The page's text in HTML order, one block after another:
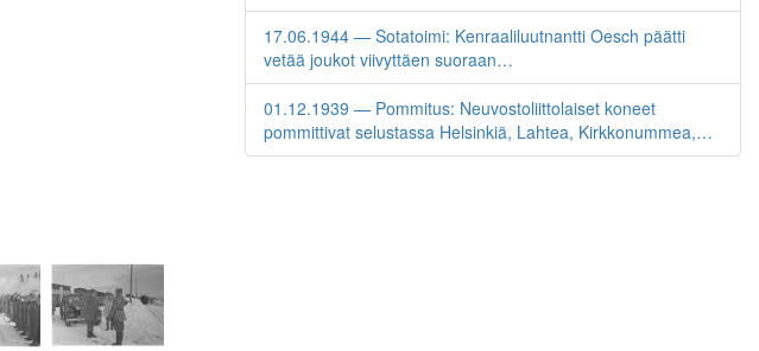
17.06.1944 — Sotatoimi: Kenraaliluutnantti Oesch päätti
vetää joukot viivyttäen suoraan…
01.12.1939 — Pommitus: Neuvostoliittolaiset koneet
pommittivat selustassa Helsinkiä, Lahtea, Kirkkonummea,…